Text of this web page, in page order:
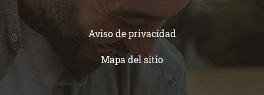
Aviso de privacidad
Mapa del sitio